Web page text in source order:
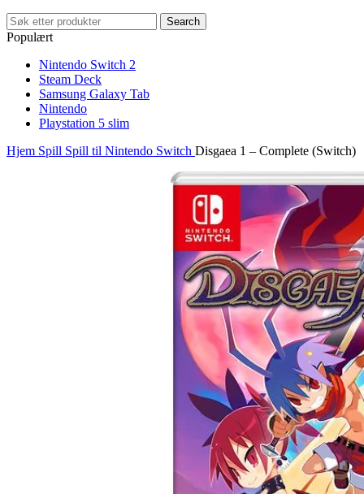
Search
Populært
Nintendo Switch 2
Steam Deck
Samsung Galaxy Tab
Nintendo
Playstation 5 slim
Hjem Spill Spill til Nintendo Switch Disgaea 1 – Complete (Switch)